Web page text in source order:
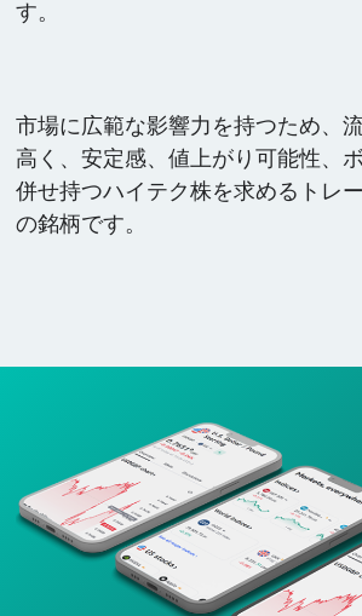
す。
市場に広範な影響力を持つため、
高く、安定感、値上がり可能性、
併せ持つハイテク株を求めるトレ
の銘柄です。